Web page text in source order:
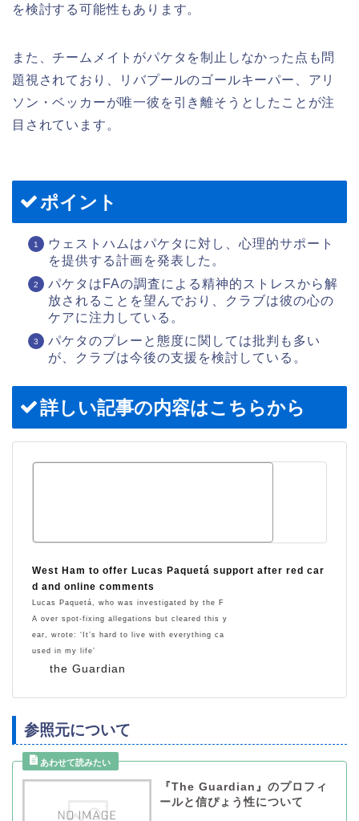
を検討する可能性もあります。
また、チームメイトがパケタを制止しなかった点も問
題視されており、リバプールのゴールキーパー、アリ
ソン・ベッカーが唯一彼を引き離そうとしたことが注
目されています。
ポイント
ウェストハムはパケタに対し、心理的サポート
を提供する計画を発表した。
パケタはFAの調査による精神的ストレスから解
放されることを望んでおり、クラブは彼の心の
ケアに注力している。
パケタのプレーと態度に関しては批判も多い
が、クラブは今後の支援を検討している。
詳しい記事の内容はこちらから
the Guardian
West Ham to offer Lucas Paquetá support after red car
d and online comments
Lucas Paquetá, who was investigated by the F
A over spot-fixing allegations but cleared this y
ear, wrote: ‘It’s hard to live with everything ca
used in my life’
参照元について
『The Guardian』のプロフィ
ールと信ぴょう性について